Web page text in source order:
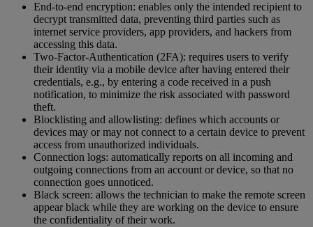
End-to-end encryption: enables only the intended recipient to
decrypt transmitted data, preventing third parties such as
internet service providers, app providers, and hackers from
accessing this data.
Two-Factor-Authentication (2FA): requires users to verify
their identity via a mobile device after having entered their
credentials, e.g., by entering a code received in a push
notification, to minimize the risk associated with password
theft.
Blocklisting and allowlisting: defines which accounts or
devices may or may not connect to a certain device to prevent
access from unauthorized individuals.
Connection logs: automatically reports on all incoming and
outgoing connections from an account or device, so that no
connection goes unnoticed.
Black screen: allows the technician to make the remote screen
appear black while they are working on the device to ensure
the confidentiality of their work.